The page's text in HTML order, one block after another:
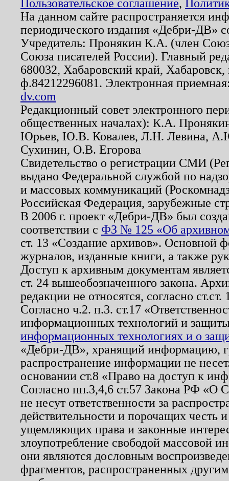
Пользовательское соглашение,
На данном сайте распространяется
периодического издания «Дебри-ДВ»
Учредитель: Пронякин К.А. (член
Союза писателей России). Главный
680032, Хабаровский край,
ф.84212296081. Электронная
dv.com
Редакционный совет электронного
общественных началах): К.А.
Юрьев, Ю.В. Ковалев, Л.Н. Левина,
Сухинин, О.В. Егорова
Свидетельство о регистрации СМИ
выдано Федеральной службой по
и массовых коммуникаций
Российская Федерация, зарубежные
В 2006 г. проект «Дебри-ДВ» был
соответствии с ФЗ № 125 «Об
ст. 13 «Создание архивов». Основной
журналов, изданные книги, а также
Доступ к архивным документам
ст. 24 вышеобозначенного закона.
редакции не относятся, согласно
Согласно ч.2. п.3. ст.17
информационных технологий и
информационных технологиях и о
«Дебри-ДВ», хранящий информацию,
распространение информации не
основании ст.8 «Право на доступ к
Согласно пп.3,4,6 ст.57 Закона РФ «О
не несут ответственности за
действительности и порочащих честь
ущемляющих права и законные
злоупотребление свободой массовой
они являются дословным
фрагментов, распространенных